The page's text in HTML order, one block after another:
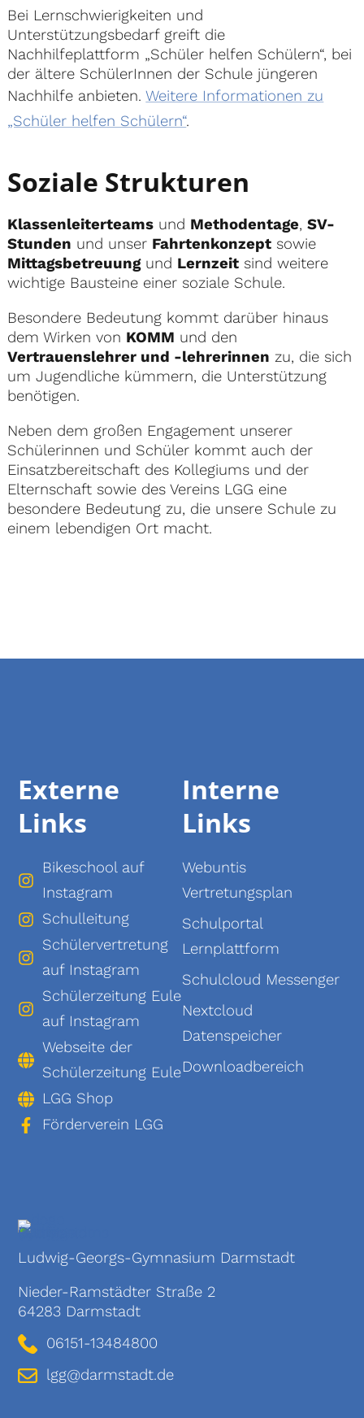
Bei Lernschwierigkeiten und
Unterstützungsbedarf greift die
Nachhilfeplattform „Schüler helfen Schülern“, bei
der ältere SchülerInnen der Schule jüngeren
Nachhilfe anbieten.Weitere Informationen zu
„Schüler helfen Schülern“.
Soziale Strukturen
Klassenleiterteams und Methodentage,SV-
Stunden und unser Fahrtenkonzept sowie
Mittagsbetreuungund Lernzeit sind weitere
wichtige Bausteine einer soziale Schule.
Besondere Bedeutung kommt darüber hinaus
dem Wirken von KOMM und den
Vertrauenslehrer und -lehrerinnen zu, die sich
um Jugendliche kümmern, die Unterstützung
benötigen.
Neben dem großen Engagement unserer
Schülerinnen und Schüler kommt auch der
Einsatzbereitschaft des Kollegiums und der
Elternschaft sowie des Vereins LGG eine
besondere Bedeutung zu, die unsere Schule zu
einem lebendigen Ort macht.
Ludwig-Georgs-Gymnasium Darmstadt
Nieder-Ramstädter Straße 2
64283 Darmstadt
06151-13484800
lgg@darmstadt.de
Interne
Links
Webuntis
Vertretungsplan
Schulportal
Lernplattform
Schulcloud Messenger
Nextcloud
Datenspeicher
Downloadbereich
Externe
Links
Bikeschool auf
Instagram
Schulleitung
Schülervertretung
auf Instagram
Schülerzeitung Eule
auf Instagram
Webseite der
Schülerzeitung Eule
LGG Shop
Förderverein LGG